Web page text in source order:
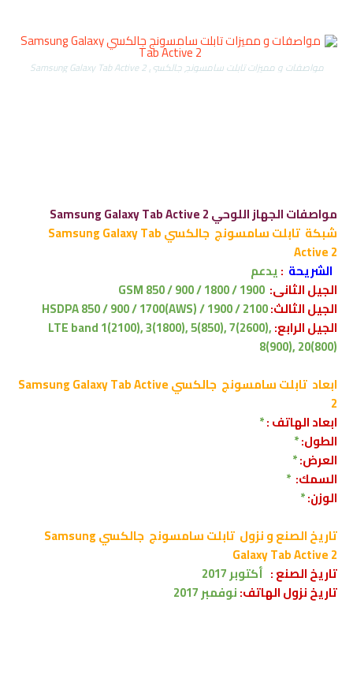
مواصفات و مميزات تابلت سامسونج جالكسي Samsung Galaxy Tab Active 2
مواصفات الجهاز اللوحي Samsung Galaxy Tab Active 2
شبكة تابلت سامسونج
جالكسي Samsung Galaxy Tab
Active 2
الشريحة :يدعم
الجيل الثانى: GSM 850 / 900 / 1800 / 1900
الجيل الثالث:HSDPA 850 / 900 / 1700(AWS) / 1900 / 2100
الجيل الرابع:LTE band 1(2100), 3(1800), 5(850), 7(2600),
8(900), 20(800)
ابعاد تابلت سامسونج
جالكسي Samsung Galaxy Tab Active
2
ابعاد الهاتف :*
الطول:*
العرض:*
السمك: *
الوزن:*
تاريخ الصنع و نزول تابلت سامسونج
جالكسي Samsung
Galaxy Tab Active 2
تاريخ الصنع : أكتوبر2017
تاريخ نزول الهاتف:نوفمبر2017